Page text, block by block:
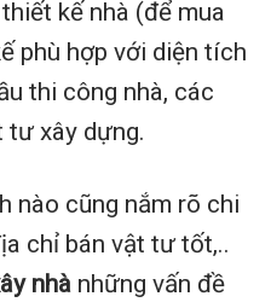
kế nhà (để mua
phù hợp với diện tích
thi công nhà, các
tư xây dựng.
nào cũng nắm rõ chi
chỉ bán vật tư tốt,..
nhà những vấn đề